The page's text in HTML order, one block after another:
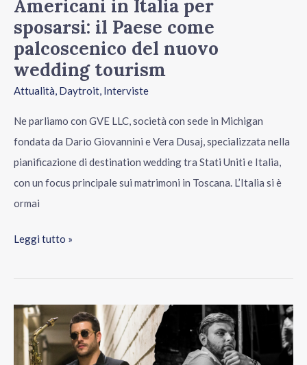
Americani in Italia per
sposarsi: il Paese come
palcoscenico del nuovo
wedding tourism
Attualità, Daytroit, Interviste
Ne parliamo con GVE LLC, società con sede in Michigan
fondata da Dario Giovannini e Vera Dusaj, specializzata nella
pianificazione di destination wedding tra Stati Uniti e Italia,
con un focus principale sui matrimoni in Toscana. L’Italia si è
ormai
nuovo
wedding
tourism
Leggi tutto »
Francesco
Cafiso